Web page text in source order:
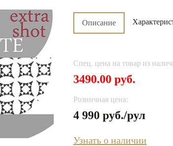
Описание
Спец. цена на товар из
3490.00 руб.
Розничная цена:
4 990 руб./рул
Узнать о наличии